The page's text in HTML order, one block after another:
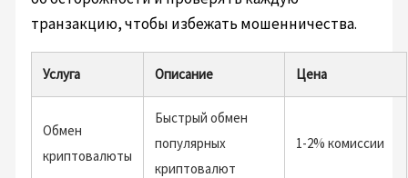
транзакцию, чтобы избежать мошенничества.
Услуга Описание Цена
Обмен
криптовалюты
Быстрый обмен
популярных
криптовалют
1-2% комиссии